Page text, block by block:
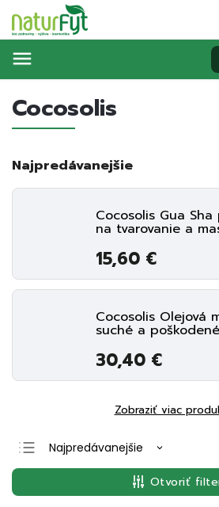
Cocosolis
Najpredávanejšie
Cocosolis Gua
na tvarovanie a
15,60 €
Cocosolis Olejová
suché a
30,40 €
Zobraziť viac
Najpredávanejšie
Najlacnejšie
Najdrahšie
Otvoriť